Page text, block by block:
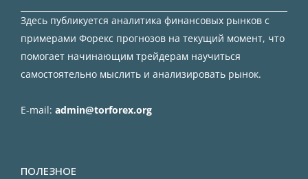
Здесь публикуется аналитика финансовых рынков с
примерами Форекс прогнозов на текущий момент, что
помогает начинающим трейдерам научиться
самостоятельно мыслить и анализировать рынок.
E-mail: admin@torforex.org
ПОЛЕЗНОЕ